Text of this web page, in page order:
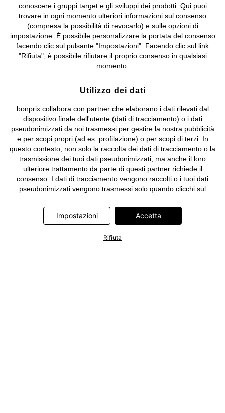
IT09060P00000858, N. Reg. AEE: IT08020000002105 Capitale
Sociale: euro 1.000.000 i.v, Società soggetta all'attività di direzione
e coordinamento di bonprix Beteiligungs -Verwaltungsgesellschaft
conoscere i gruppi target e gli sviluppi dei prodotti. Quipuoi
trovare in ogni momento ulteriori informazioni sul consenso
(compresa la possibilità di revocarlo) e sulle opzioni di
impostazione. È possibile personalizzare la portata del consenso
facendo clic sul pulsante "Impostazioni". Facendo clic sul link
"Rifiuta", è possibile rifiutare il proprio consenso in qualsiasi
momento.
Utilizzo dei dati
bonprix collabora con partner che elaborano i dati rilevati dal
dispositivo finale dell'utente (dati di tracciamento) o i dati
pseudonimizzati da noi trasmessi per gestire la nostra pubblicità
e per scopi propri (ad es. profilazione) o per scopi di terzi. In
questo contesto, non solo la raccolta dei dati di tracciamento o la
trasmissione dei tuoi dati pseudonimizzati, ma anche il loro
ulteriore trattamento da parte di questi partner richiede il
consenso. I dati di tracciamento vengono raccolti o i tuoi dati
pseudonimizzati vengono trasmessi solo quando clicchi sul
seguenti società: Adjust GmbH, Criteo SA, Google Ireland
Limited, Hurra Communications GmbH, ID5 Technology Ltd,
Limited, Pinterest Europe Limited, RTB-House GmbH, TikTok
Impostazioni Accetta
Rifiuta